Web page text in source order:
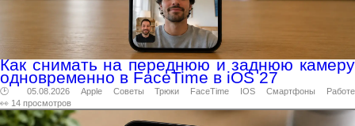
Как снимать на переднюю и заднюю камеру
одновременно в FaceTime в iOS 27
🕑 05.08.2026 Apple Советы Трюки FaceTime IOS Смартфоны
Работе
👀 14 просмотров